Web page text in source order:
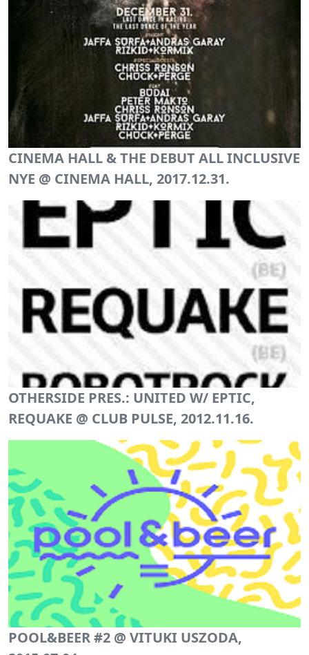
CINEMA HALL & THE DEBUT ALL INCLUSIVE
NYE @ CINEMA HALL, 2017.12.31.
OTHERSIDE PRES.: UNITED W/ EPTIC,
REQUAKE @ CLUB PULSE, 2012.11.16.
POOL&BEER #2 @ VITUKI USZODA,